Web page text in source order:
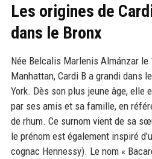
Les origines de
dans le Bronx
Née Belcalis Marlenis Almánzar le
Manhattan, Cardi B a grandi dans
York. Dès son plus jeune âge, elle
par ses amis et sa famille, en
de rhum. Ce surnom vient de sa
le prénom est également inspiré
cognac Hennessy). Le nom «